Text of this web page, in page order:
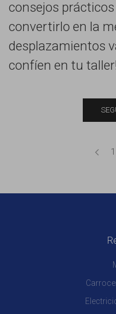
consejos
convertirlo en la
desplazamientos
confíen en tu taller!
1